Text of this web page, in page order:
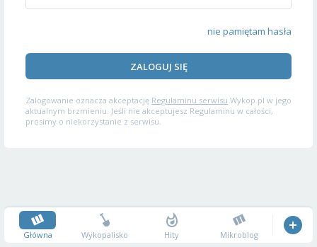
nie pamiętam hasła
ZALOGUJ SIĘ
Zalogowanie oznacza akceptację Regulaminu serwisu Wykop.pl w jego
aktualnym brzmieniu. Jeśli nie akceptujesz Regulaminu w całości,
prosimy o niekorzystanie z serwisu.
Główna Wykopalisko Hity Mikroblog